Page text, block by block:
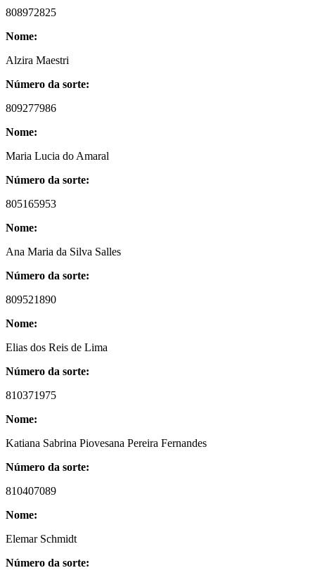
808972825
Nome:
Alzira Maestri
Número da sorte:
809277986
Nome:
Maria Lucia do Amaral
Número da sorte:
805165953
Nome:
Ana Maria da Silva Salles
Número da sorte:
809521890
Nome:
Elias dos Reis de Lima
Número da sorte:
810371975
Nome:
Katiana Sabrina Piovesana Pereira Fernandes
Número da sorte:
810407089
Nome:
Elemar Schmidt
Número da sorte: